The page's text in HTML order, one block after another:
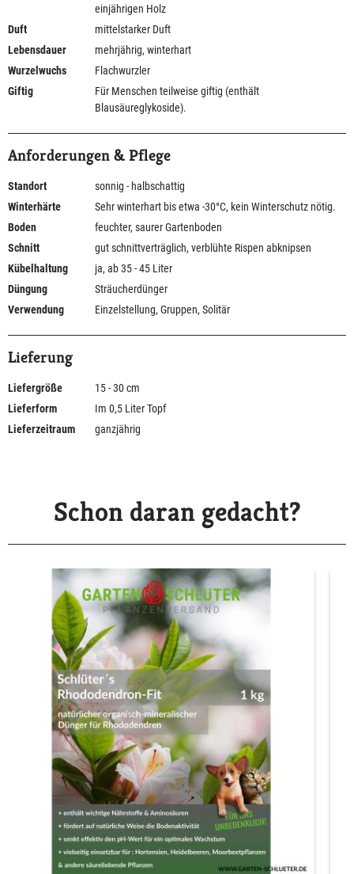
einjährigen Holz
Duft
mittelstarker Duft
Lebensdauer
mehrjährig, winterhart
Wurzelwuchs
Flachwurzler
Giftig
Für Menschen teilweise giftig (enthält
Blausäureglykoside).
Anforderungen & Pflege
Standort
sonnig - halbschattig
Winterhärte
Sehr winterhart bis etwa -30°C, kein Winterschutz nötig.
Boden
feuchter, saurer Gartenboden
Schnitt
gut schnittverträglich, verblühte Rispen abknipsen
Kübelhaltung
ja, ab 35 - 45 Liter
Düngung
Sträucherdünger
Verwendung
Einzelstellung, Gruppen, Solitär
Lieferung
Liefergröße
15 - 30 cm
Lieferform
Im 0,5 Liter Topf
Lieferzeitraum
ganzjährig
Schon daran gedacht?